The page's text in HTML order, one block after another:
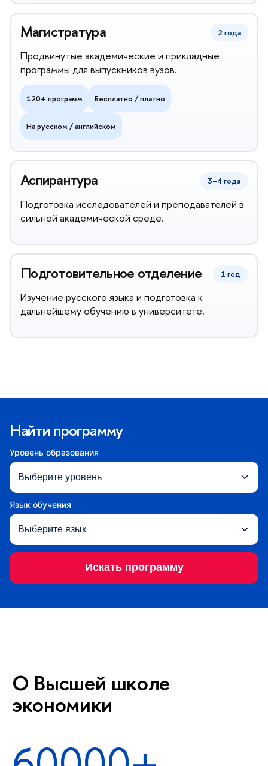
Магистратура 2 года
Продвинутые академические и прикладные
программы для выпускников вузов.
120+ программ Бесплатно / платно
На русском / английском
Аспирантура 3–4 года
Подготовка исследователей и преподавателей
сильной академической среде.
Подготовительное отделение 1 год
Изучение русского языка и подготовка к
дальнейшему обучению в университете.
Найти программу
Уровень образования
Язык обучения
Искать программу
О Высшей школе
экономики